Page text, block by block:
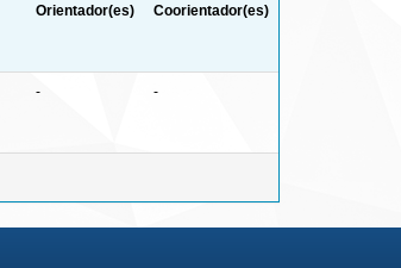
Orientador(es) Coorientador(es)
- -